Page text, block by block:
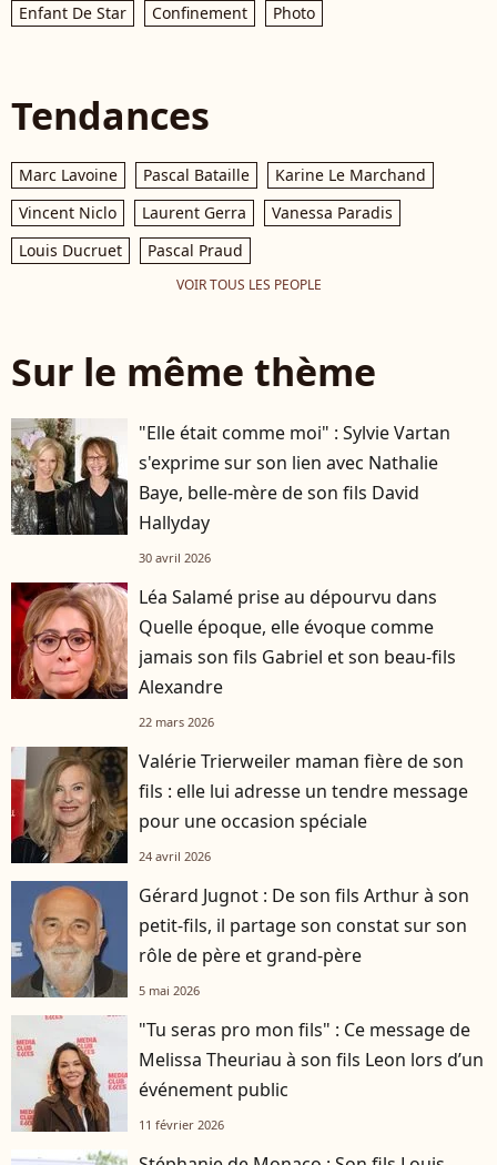
Enfant De Star
Confinement Photo
Tendances
Marc Lavoine Pascal Bataille
Karine Le Marchand
Vincent Niclo
Laurent Gerra
Vanessa Paradis
Louis Ducruet
Pascal Praud
VOIR TOUS LES PEOPLE
Sur le même thème
"Elle était comme moi" : Sylvie Vartan
s'exprime sur son lien avec Nathalie
Baye, belle-mère de son fils David
Hallyday
30 avril 2026
Léa Salamé prise au dépourvu dans
Quelle époque, elle évoque comme
jamais son fils Gabriel et son beau-fils
Alexandre
22 mars 2026
Valérie Trierweiler maman fière de son
fils : elle lui adresse un tendre message
pour une occasion spéciale
24 avril 2026
Gérard Jugnot : De son fils Arthur à son
petit-fils, il partage son constat sur son
rôle de père et grand-père
5 mai 2026
"Tu seras pro mon fils" : Ce message de
Melissa Theuriau à son fils Leon lors d’un
événement public
11 février 2026